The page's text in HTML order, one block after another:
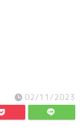
02/11/2023